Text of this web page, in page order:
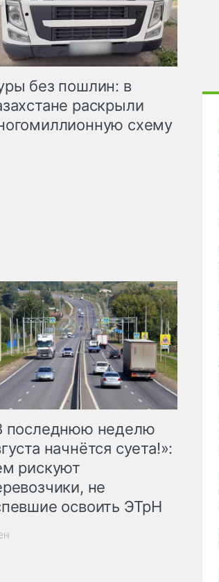
без пошлин: в
раскрыли
схему
последнюю неделю
начнётся суета!»:
рискуют
не
освоить ЭТрН